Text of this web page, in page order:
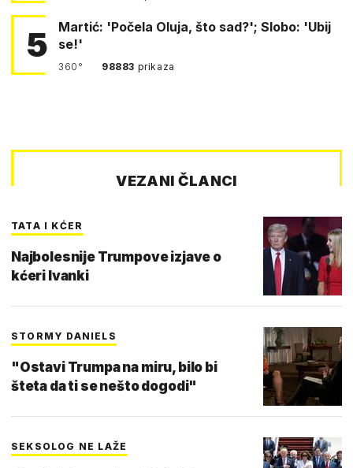
5
Martić: 'Počela Oluja, što sad?'; Slobo: 'Ubij
se!'
360° 98883 prikaza
VEZANI ČLANCI
TATA I KĆER
Najbolesnije Trumpove izjave o
kćeri Ivanki
STORMY DANIELS
"Ostavi Trumpa na miru, bilo bi
šteta da ti se nešto dogodi"
SEKSOLOG NE LAŽE